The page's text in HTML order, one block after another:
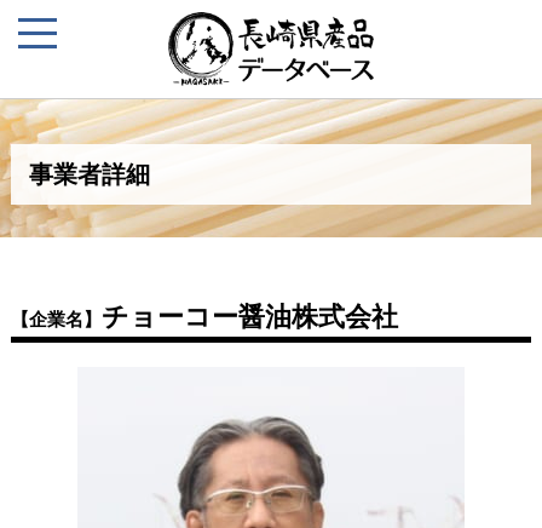
事業者詳細
【企業名】 チョーコー醤油株式会社